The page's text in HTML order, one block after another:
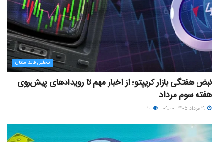
تحلیل فاندامنتال
نبض هفتگی بازار کریپتو؛ از اخبار مهم تا رویدادهای پیش‌روی
هفته سوم مرداد